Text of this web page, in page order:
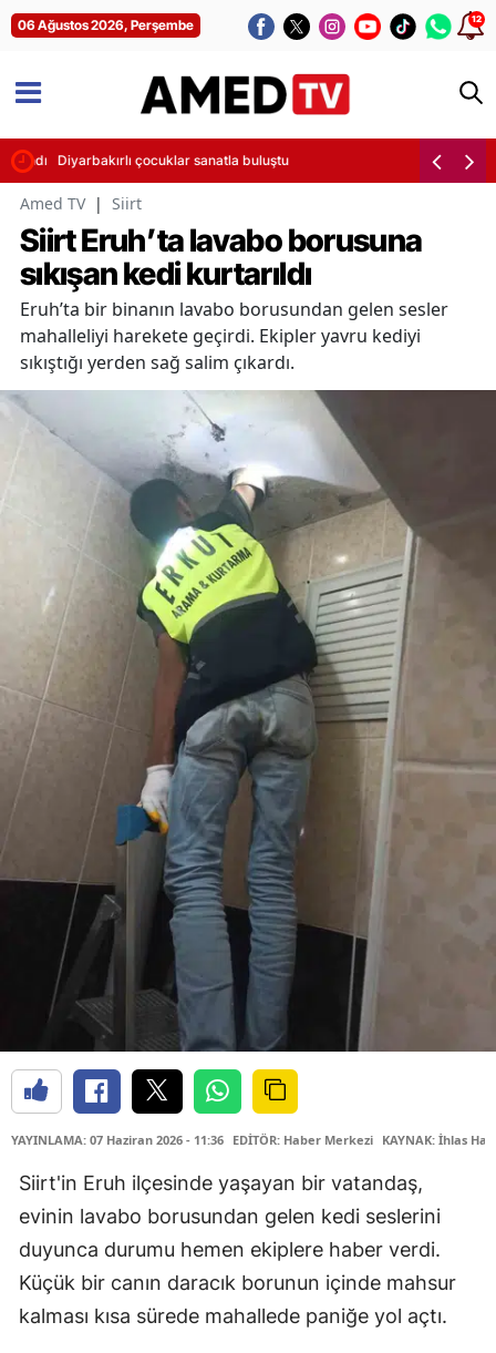
06 Ağustos 2026, Perşembe 12
Diyarbakırlı çocuklar sanatla buluştu
Amed TV | Siirt
Siirt Eruh’ta lavabo borusuna
sıkışan kedi kurtarıldı
Eruh’ta bir binanın lavabo borusundan gelen sesler
mahalleliyi harekete geçirdi. Ekipler yavru kediyi
sıkıştığı yerden sağ salim çıkardı.
YAYINLAMA: 07 Haziran 2026 - 11:36 EDİTÖR: Haber Merkezi KAYNAK: İhlas
Siirt'in Eruh ilçesinde yaşayan bir vatandaş,
evinin lavabo borusundan gelen kedi seslerini
duyunca durumu hemen ekiplere haber verdi.
Küçük bir canın daracık borunun içinde mahsur
kalması kısa sürede mahallede paniğe yol açtı.